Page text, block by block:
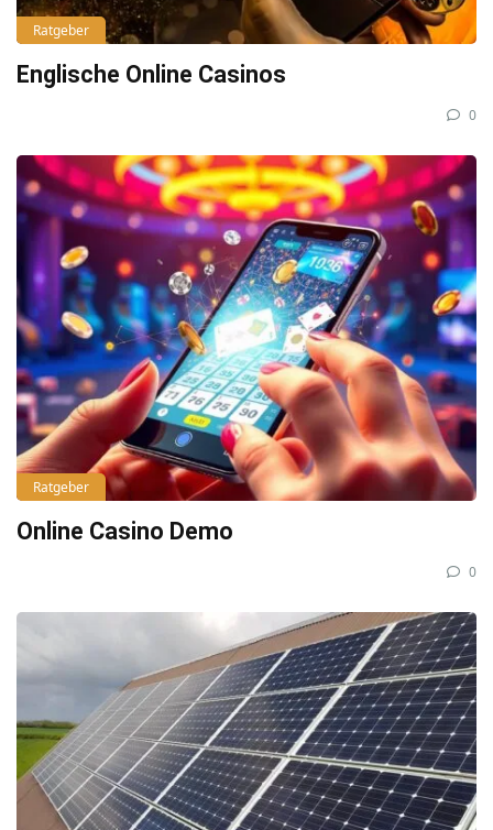
Ratgeber
Englische Online Casinos
0
Ratgeber
Online Casino Demo
0